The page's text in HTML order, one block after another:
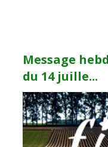
Message
du 14 juille...